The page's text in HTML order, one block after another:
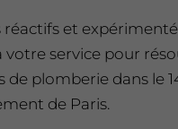
réactifs et
votre service pour
de plomberie dans le
de Paris.